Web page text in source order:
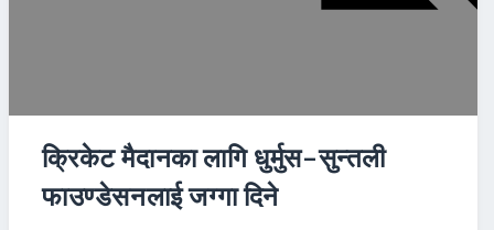
क्रिकेट मैदानका लागि धुर्मुस–सुन्तली
फाउण्डेसनलाई जग्गा दिने